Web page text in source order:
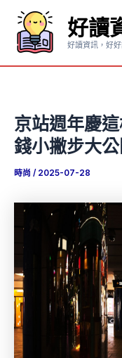
要
好讀
好讀資訊，好
京站週年慶
錢小撇步大公
時尚 / 2025-07-28